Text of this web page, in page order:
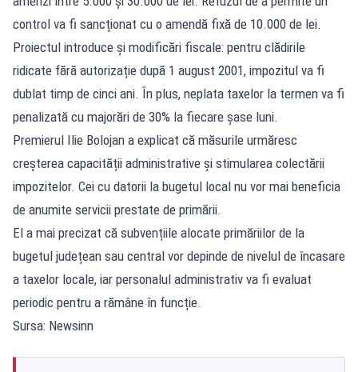
control va fi sancționat cu o amendă fixă de 10.000 de lei.
Proiectul introduce și modificări fiscale: pentru clădirile
ridicate fără autorizație după 1 august 2001, impozitul va fi
dublat timp de cinci ani. În plus, neplata taxelor la termen va fi
penalizată cu majorări de 30% la fiecare șase luni.
Premierul Ilie Bolojan a explicat că măsurile urmăresc
creșterea capacității administrative și stimularea colectării
impozitelor. Cei cu datorii la bugetul local nu vor mai beneficia
de anumite servicii prestate de primării.
El a mai precizat că subvențiile alocate primăriilor de la
bugetul județean sau central vor depinde de nivelul de încasare
a taxelor locale, iar personalul administrativ va fi evaluat
periodic pentru a rămâne în funcție.
Sursa: Newsinn